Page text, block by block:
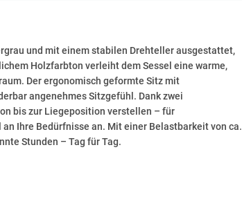
und mit einem stabilen Drehteller ausgestattet,
Holzfarbton verleiht dem Sessel eine warme,
Der ergonomisch geformte Sitz mit
angenehmes Sitzgefühl. Dank zwei
bis zur Liegeposition verstellen – für
Ihre Bedürfnisse an. Mit einer Belastbarkeit von ca.
Stunden – Tag für Tag.